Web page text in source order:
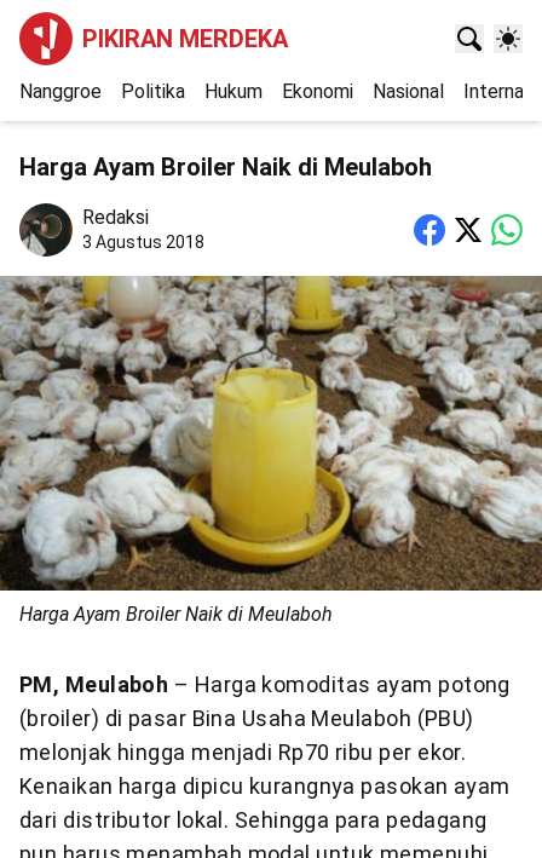
PIKIRAN MERDEKA
Nanggroe Politika Hukum Ekonomi Nasional
Harga Ayam Broiler Naik di Meulaboh
Redaksi
3 Agustus 2018
Harga Ayam Broiler Naik di Meulaboh
PM, Meulaboh – Harga komoditas ayam potong
(broiler) di pasar Bina Usaha Meulaboh (PBU)
melonjak hingga menjadi Rp70 ribu per ekor.
Kenaikan harga dipicu kurangnya pasokan ayam
dari distributor lokal. Sehingga para pedagang